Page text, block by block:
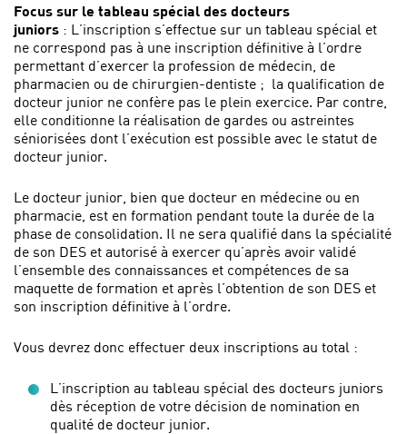
Focus sur le tableau spécial des docteurs
juniors : L’inscription s’effectue sur un tableau spécial et
ne correspond pas à une inscription définitive à l’ordre
permettant d’exercer la profession de médecin, de
pharmacien ou de chirurgien-dentiste ; la qualification de
docteur junior ne confère pas le plein exercice. Par contre,
elle conditionne la réalisation de gardes ou astreintes
séniorisées dont l’exécution est possible avec le statut de
docteur junior.
Le docteur junior, bien que docteur en médecine ou en
pharmacie, est en formation pendant toute la durée de la
phase de consolidation. Il ne sera qualifié dans la spécialité
de son DES et autorisé à exercer qu’après avoir validé
l’ensemble des connaissances et compétences de sa
maquette de formation et après l’obtention de son DES et
son inscription définitive à l’ordre.
Vous devrez donc effectuer deux inscriptions au total :
L’inscription au tableau spécial des docteurs juniors
dès réception de votre décision de nomination en
qualité de docteur junior.